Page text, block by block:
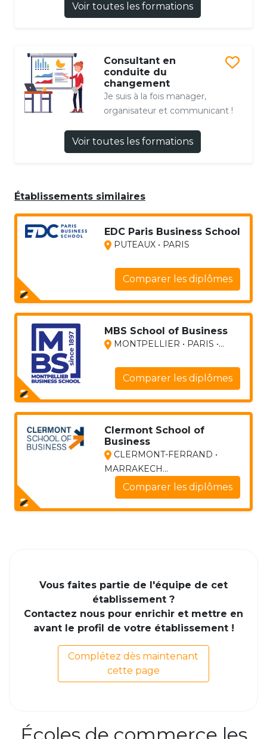
Voir toutes les formations
Consultant en
conduite du
changement
Je suis à la fois manager,
organisateur et communicant !
Voir toutes les formations
Établissements similaires
EDC Paris Business School
PUTEAUX • PARIS
Comparer les diplômes
MBS School of Business
MONTPELLIER • PARIS •...
Comparer les diplômes
Clermont School of
Business
CLERMONT-FERRAND •
MARRAKECH...
Comparer les diplômes
Vous faites partie de l'équipe de cet
établissement ?
Contactez nous pour enrichir et mettre en
avant le profil de votre établissement !
Complétez dès maintenant
cette page